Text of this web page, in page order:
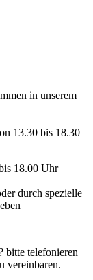
in unserem
13.30 bis 18.30
18.00 Uhr
durch spezielle
bitte telefonieren
vereinbaren.